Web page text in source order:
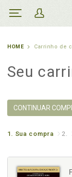
HOME Carrinho de
Seu
CONTINUAR
1. Sua compra 2.